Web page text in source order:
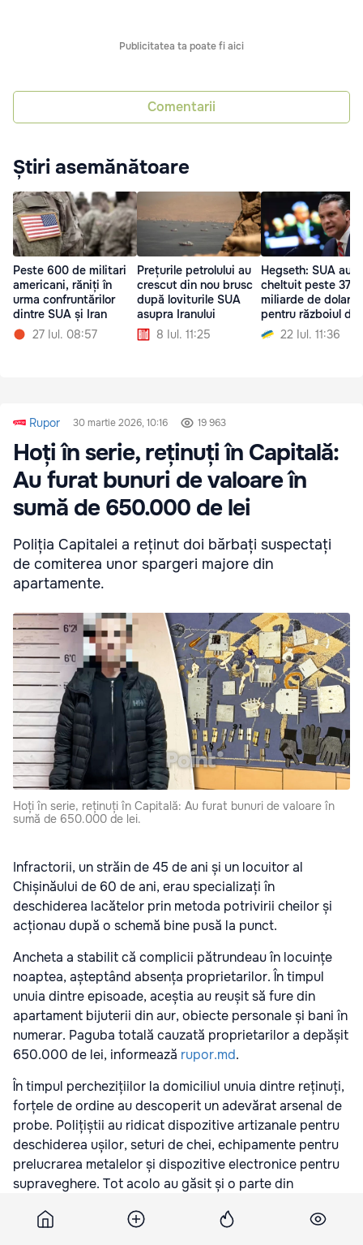
Publicitatea ta poate fi aici
Comentarii
Știri asemănătoare
Peste 600 de militari
americani, răniți în
urma confruntărilor
dintre SUA și Iran
27 Iul. 08:57
Prețurile petrolului au
crescut din nou brusc
după loviturile SUA
asupra Iranului
8 Iul. 11:25
Hegseth: SUA au
cheltuit peste 37
miliarde de dolari
pentru războiul
22 Iul. 11:36
Rupor 30 martie 2026, 10:16 19 963
Hoți în serie, reținuți în Capitală:
Au furat bunuri de valoare în
sumă de 650.000 de lei
Poliția Capitalei a reținut doi bărbați suspectați
de comiterea unor spargeri majore din
apartamente.
Hoți în serie, reținuți în Capitală: Au furat bunuri de valoare în
sumă de 650.000 de lei.
Infractorii, un străin de 45 de ani și un locuitor al
Chișinăului de 60 de ani, erau specializați în
deschiderea lacătelor prin metoda potrivirii cheilor și
acționau după o schemă bine pusă la punct.
Ancheta a stabilit că complicii pătrundeau în locuințe
noaptea, așteptând absența proprietarilor. În timpul
unuia dintre episoade, aceștia au reușit să fure din
apartament bijuterii din aur, obiecte personale și bani în
numerar. Paguba totală cauzată proprietarilor a depășit
650.000 de lei, informează rupor.md.
În timpul perchezițiilor la domiciliul unuia dintre reținuți,
forțele de ordine au descoperit un adevărat arsenal de
probe. Polițiștii au ridicat dispozitive artizanale pentru
deschiderea ușilor, seturi de chei, echipamente pentru
prelucrarea metalelor și dispozitive electronice pentru
supraveghere. Tot acolo au găsit și o parte din
arest. Dacă vina lor va fi dovedită în instanță, bărbații